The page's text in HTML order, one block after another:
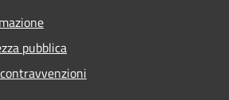
pubblica